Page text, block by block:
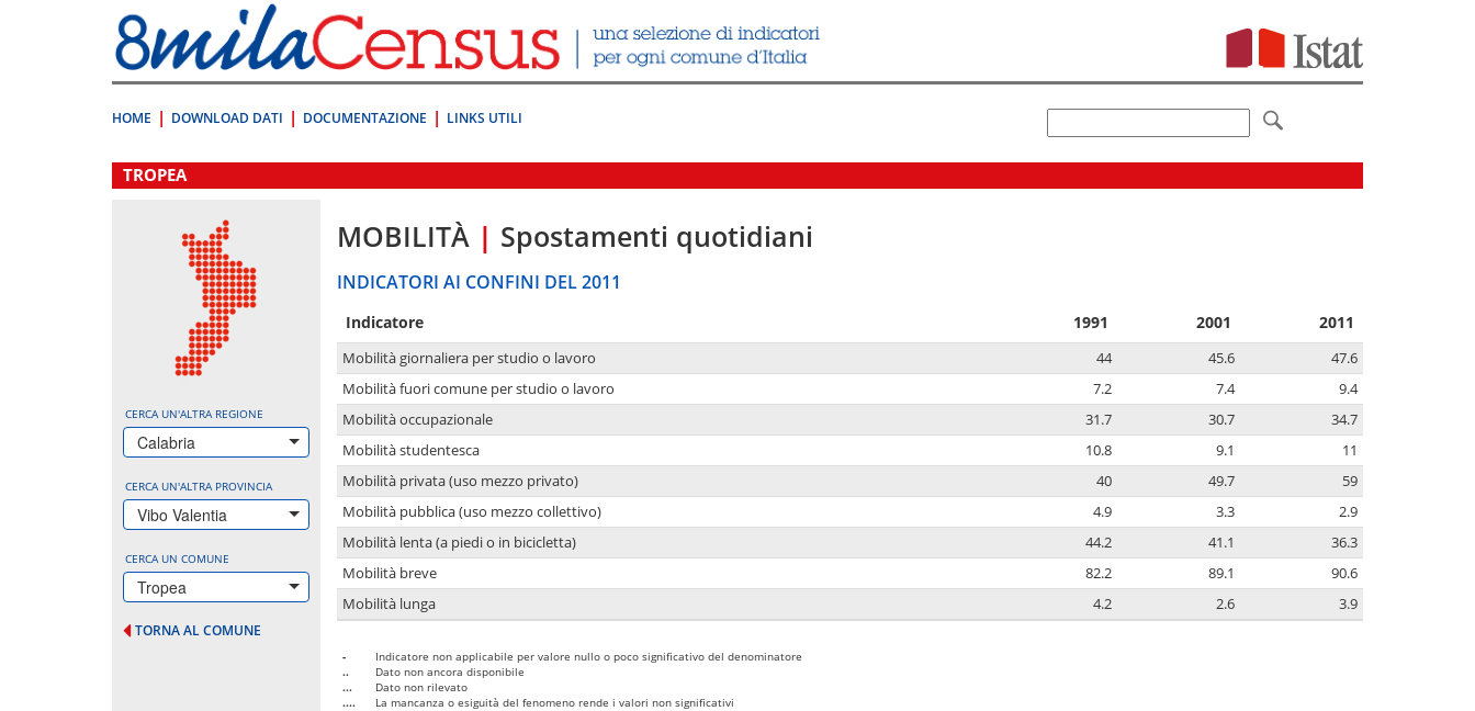
direttamente
a:
Contenuto
HOME DOWNLOAD DATI DOCUMENTAZIONE LINKS UTILI
.
TROPEA
CERCA UN'ALTRA REGIONE
Calabria
CERCA UN'ALTRA PROVINCIA
Vibo Valentia
CERCA UN COMUNE
Tropea
TORNA AL COMUNE
MOBILITÀ | Spostamenti quotidiani
INDICATORI AI CONFINI DEL 2011
Indicatore 1991 2001 2011
Mobilità giornaliera per studio o lavoro 44 45.6
47.6
Mobilità fuori comune per studio o lavoro
7.2 7.4
9.4
Mobilità occupazionale
31.7 30.7
34.7
Mobilità studentesca
10.8 9.1
11
Mobilità privata (uso mezzo privato)
40 49.7
59
Mobilità pubblica (uso mezzo collettivo)
4.9 3.3
2.9
Mobilità lenta (a piedi o in bicicletta)
44.2 41.1
36.3
Mobilità breve
82.2 89.1
90.6
Mobilità lunga
4.2 2.6 3.9
-
Indicatore non applicabile per valore nullo o poco significativo del denominatore
..
Dato non ancora disponibile
...
Dato non rilevato
....
La mancanza o esiguità del fenomeno rende i valori non significativi